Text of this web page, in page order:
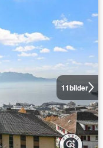
11bilder